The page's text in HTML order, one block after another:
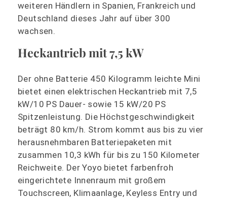
weiteren Händlern in Spanien, Frankreich und
Deutschland dieses Jahr auf über 300
wachsen.
Heckantrieb mit 7,5 kW
Der ohne Batterie 450 Kilogramm leichte Mini
bietet einen elektrischen Heckantrieb mit 7,5
kW/10 PS Dauer- sowie 15 kW/20 PS
Spitzenleistung. Die Höchstgeschwindigkeit
beträgt 80 km/h. Strom kommt aus bis zu vier
herausnehmbaren Batteriepaketen mit
zusammen 10,3 kWh für bis zu 150 Kilometer
Reichweite. Der Yoyo bietet farbenfroh
eingerichtete Innenraum mit großem
Touchscreen, Klimaanlage, Keyless Entry und